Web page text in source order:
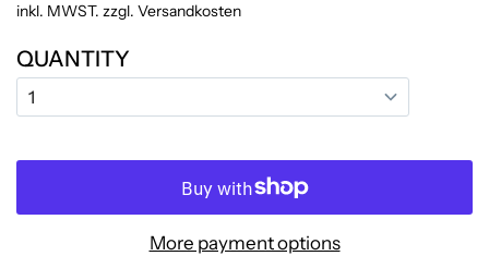
inkl. MWST. zzgl. Versandkosten
QUANTITY
More payment options